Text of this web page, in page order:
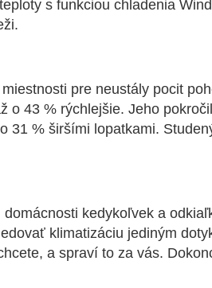
s funkciou chladenia
pre neustály pocit
o 43 % rýchlejšie. Jeho
31 % širšími lopatkami.
kedykoľvek a
klimatizáciu jediným
a spraví to za vás.